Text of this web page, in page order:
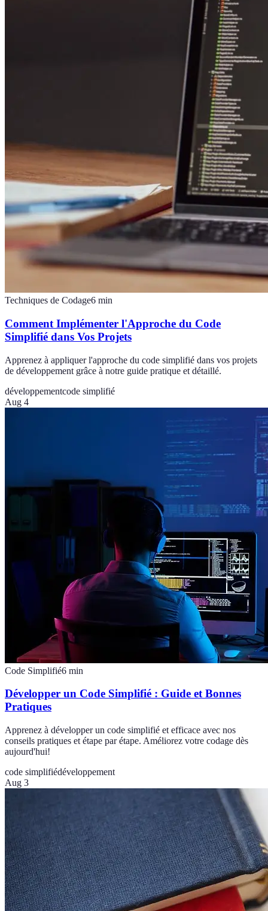
Techniques de Codage6 min
Comment Implémenter l'Approche du Code
Simplifié dans Vos Projets
Apprenez à appliquer l'approche du code simplifié dans vos projets
de développement grâce à notre guide pratique et détaillé.
développementcode simplifié
Aug 4
Code Simplifié6 min
Développer un Code Simplifié : Guide et Bonnes
Pratiques
Apprenez à développer un code simplifié et efficace avec nos
conseils pratiques et étape par étape. Améliorez votre codage dès
aujourd'hui!
code simplifiédéveloppement
Aug 3